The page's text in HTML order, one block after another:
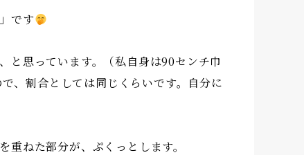
です
と思っています。（私自身は90センチ巾
、割合としては同じくらいです。自分に
ねた部分が、ぷくっとします。